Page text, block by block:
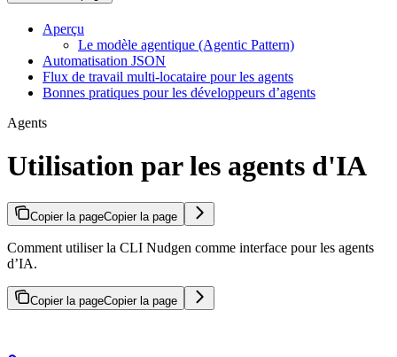
Aperçu
Le modèle agentique (Agentic Pattern)
Automatisation JSON
Flux de travail multi-locataire pour les agents
Bonnes pratiques pour les développeurs d’agents
Agents
Utilisation par les agents d'IA
Copier la pageCopier la page
Comment utiliser la CLI Nudgen comme interface pour les agents
d’IA.
Copier la pageCopier la page